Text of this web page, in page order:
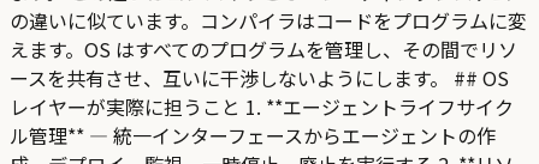
の違いに似ています。コンパイラはコードをプログラムに変
えます。OS はすべてのプログラムを管理し、その間でリソ
ースを共有させ、互いに干渉しないようにします。 ## OS
レイヤーが実際に担うこと 1. **エージェントライフサイク
ル管理** — 統一インターフェースからエージェントの作